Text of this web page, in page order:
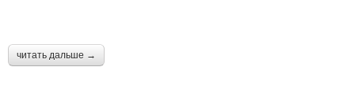
читать дальше →